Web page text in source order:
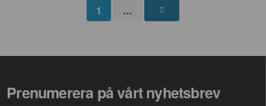
1 …
Prenumerera på vårt nyhetsbrev